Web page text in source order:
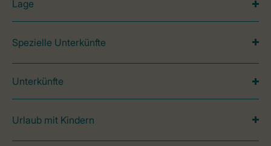
Lage
Spezielle Unterkünfte
Unterkünfte
Urlaub mit Kindern